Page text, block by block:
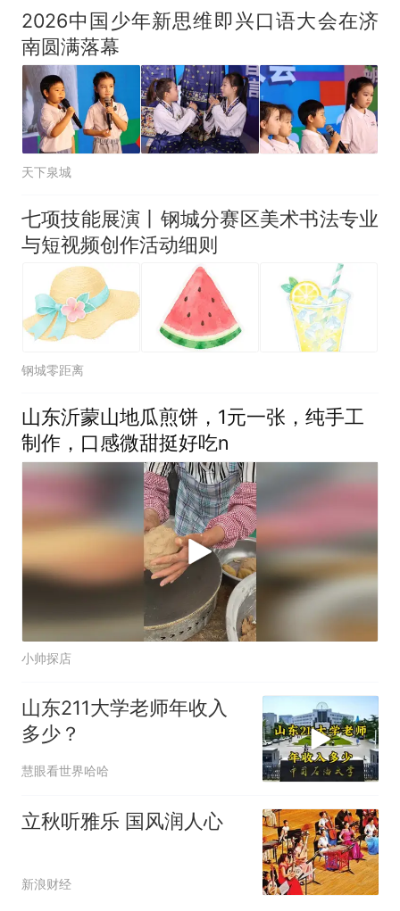
2026中国少年新思维即兴口语大会在济
南圆满落幕
天下泉城
七项技能展演丨钢城分赛区美术书法专业
与短视频创作活动细则
钢城零距离
山东沂蒙山地瓜煎饼，1元一张，纯手工
制作，口感微甜挺好吃n
小帅探店
山东211大学老师年收入
多少？
慧眼看世界哈哈
立秋听雅乐 国风润人心
新浪财经